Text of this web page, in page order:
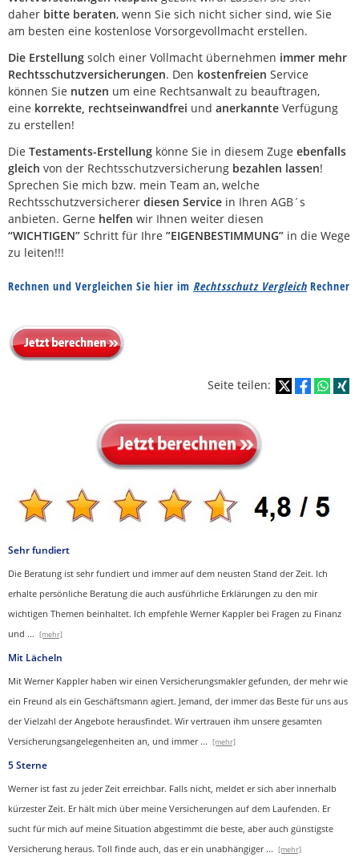
daher bitte beraten, wenn Sie sich nicht sicher sind, wie Sie
am besten eine kostenlose Vorsorgevollmacht erstellen.
Die Erstellung solch einer Vollmacht übernehmen immer mehr
Rechtsschutzversicherungen. Den kostenfreien Service
können Sie nutzen um eine Rechtsanwalt zu beauftragen,
eine korrekte, rechtseinwandfrei und anerkannte Verfügung
zu erstellen!
Die Testaments-Erstellung könne Sie in diesem Zuge ebenfalls
gleich von der Rechtsschutzversicherung bezahlen lassen!
Sprechen Sie mich bzw. mein Team an, welche
Rechtsschutzversicherer diesen Service in Ihren AGB´s
anbieten. Gerne helfen wir Ihnen weiter diesen
“WICHTIGEN” Schritt für Ihre ”EIGENBESTIMMUNG” in die Wege
zu leiten!!!
Rechnen und Vergleichen Sie hier im Rechtsschutz Vergleich Rechner
Seite teilen:
Sehr fundiert
Die Beratung ist sehr fundiert und immer auf dem neusten Stand der Zeit. Ich
erhalte persönliche Beratung die auch ausführliche Erklärungen zu den mir
wichtigen Themen beinhaltet. Ich empfehle Werner Kappler bei Fragen zu Finanz
und ... [mehr]
Mit Lächeln
Mit Werner Kappler haben wir einen Ver­sicherungs­makler gefunden, der mehr wie
ein Freund als ein Geschäftsmann agiert. Jemand, der immer das Beste für uns aus
der Vielzahl der Angebote herausfindet. Wir vertrauen ihm unsere gesamten
Versicherungsangelegenheiten an, und immer... [mehr]
5 Sterne
Werner ist fast zu jeder Zeit erreichbar. Falls nicht, meldet er sich aber innerhalb
kürzester Zeit. Er hält mich über meine Versicherungen auf dem Laufenden. Er
sucht für mich auf meine Situation abgestimmt die beste, aber auch günstigste
Versicherung heraus. Toll finde auch, das er ein unabhängiger ... [mehr]